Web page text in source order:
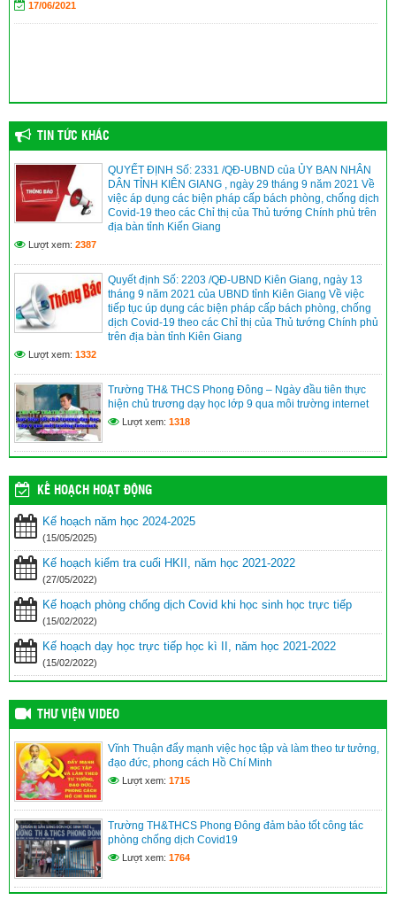
dịp khai giảng năm học 2023-2024
17/06/2021
TIN TỨC KHÁC
QUYẾT ĐỊNH Số: 2331 /QĐ-UBND của ỦY BAN NHÂN
DÂN TỈNH KIÊN GIANG , ngày 29 tháng 9 năm 2021 Về
việc áp dụng các biện pháp cấp bách phòng, chống dịch
Covid-19 theo các Chỉ thị của Thủ tướng Chính phủ trên
địa bàn tỉnh Kiến Giang
Lượt xem: 2387
Quyết định Số: 2203 /QĐ-UBND Kiên Giang, ngày 13
tháng 9 năm 2021 của UBND tỉnh Kiên Giang Về việc
tiếp tục úp dụng các biện pháp cấp bách phòng, chống
dịch Covid-19 theo các Chỉ thị của Thủ tướng Chính phủ
trên địa bàn tỉnh Kiên Giang
Lượt xem: 1332
Trường TH& THCS Phong Đông – Ngày đầu tiên thực
hiện chủ trương dạy học lớp 9 qua môi trường internet
Lượt xem: 1318
KẾ HOẠCH HOẠT ĐỘNG
Kế hoạch năm học 2024-2025
(15/05/2025)
Kế hoạch kiểm tra cuối HKII, năm học 2021-2022
(27/05/2022)
Kế hoạch phòng chống dịch Covid khi học sinh học trực tiếp
(15/02/2022)
Kế hoạch dạy học trực tiếp học kì II, năm học 2021-2022
(15/02/2022)
THƯ VIỆN VIDEO
Vĩnh Thuận đẩy mạnh việc học tập và làm theo tư tưởng,
đạo đức, phong cách Hồ Chí Minh
Lượt xem: 1715
Trường TH&THCS Phong Đông đảm bảo tốt công tác
phòng chống dịch Covid19
Lượt xem: 1764